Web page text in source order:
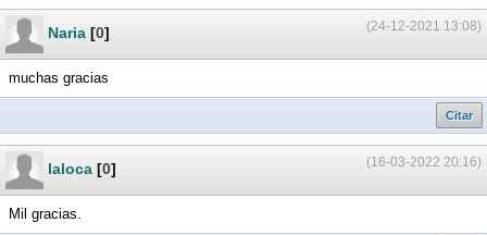
(24-12-2021 13:08)
Naria [0]
muchas gracias
Citar
(16-03-2022 20:16)
laloca [0]
Mil gracias.